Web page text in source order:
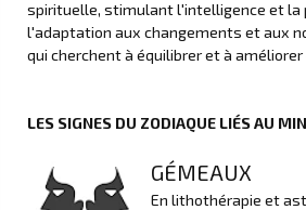
spirituelle, stimulant l'intelligence et la
l'adaptation aux changements et aux
qui cherchent à équilibrer et à
LES SIGNES DU ZODIAQUE LIÉS AU
GÉMEAUX
En lithothérapie et